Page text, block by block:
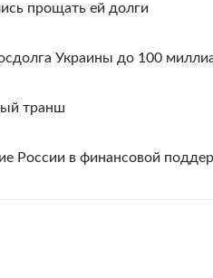
прощать ей долги
Украины до 100
транш
России в финансовой